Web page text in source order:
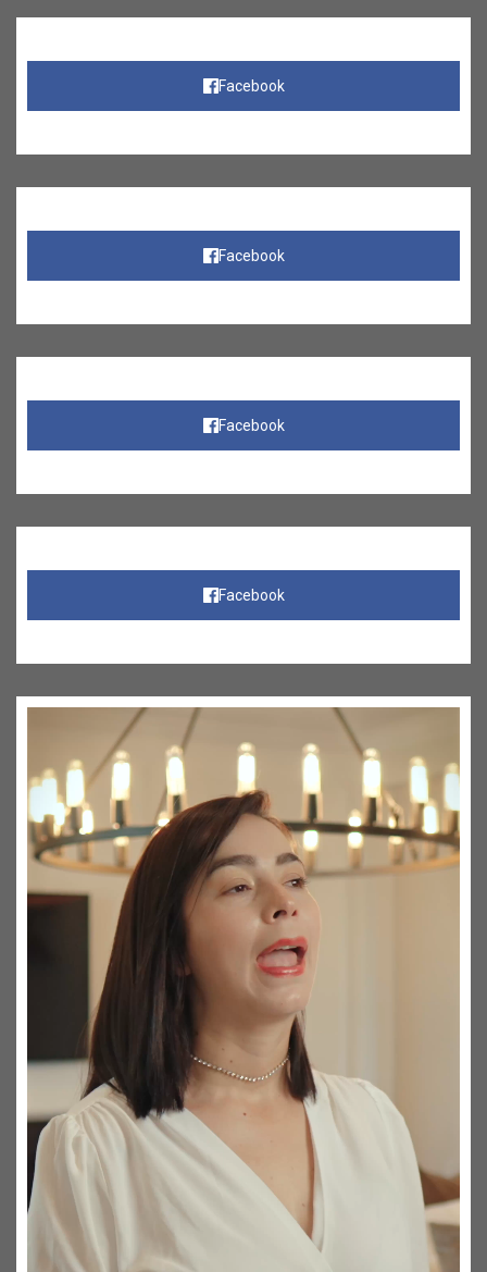
Facebook
Facebook
Facebook
Facebook